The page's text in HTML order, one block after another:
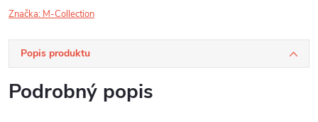
Značka: M-Collection
Popis produktu
Podrobný popis